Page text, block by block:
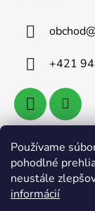
Používame
pohodlné
neustále
informácií
obchod
+421